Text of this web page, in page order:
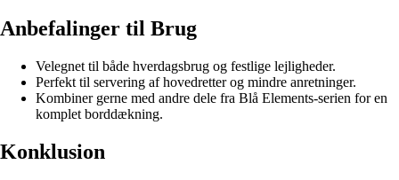
Anbefalinger til Brug
Velegnet til både hverdagsbrug og festlige lejligheder.
Perfekt til servering af hovedretter og mindre anretninger.
Kombiner gerne med andre dele fra Blå Elements-serien for en
komplet borddækning.
Konklusion